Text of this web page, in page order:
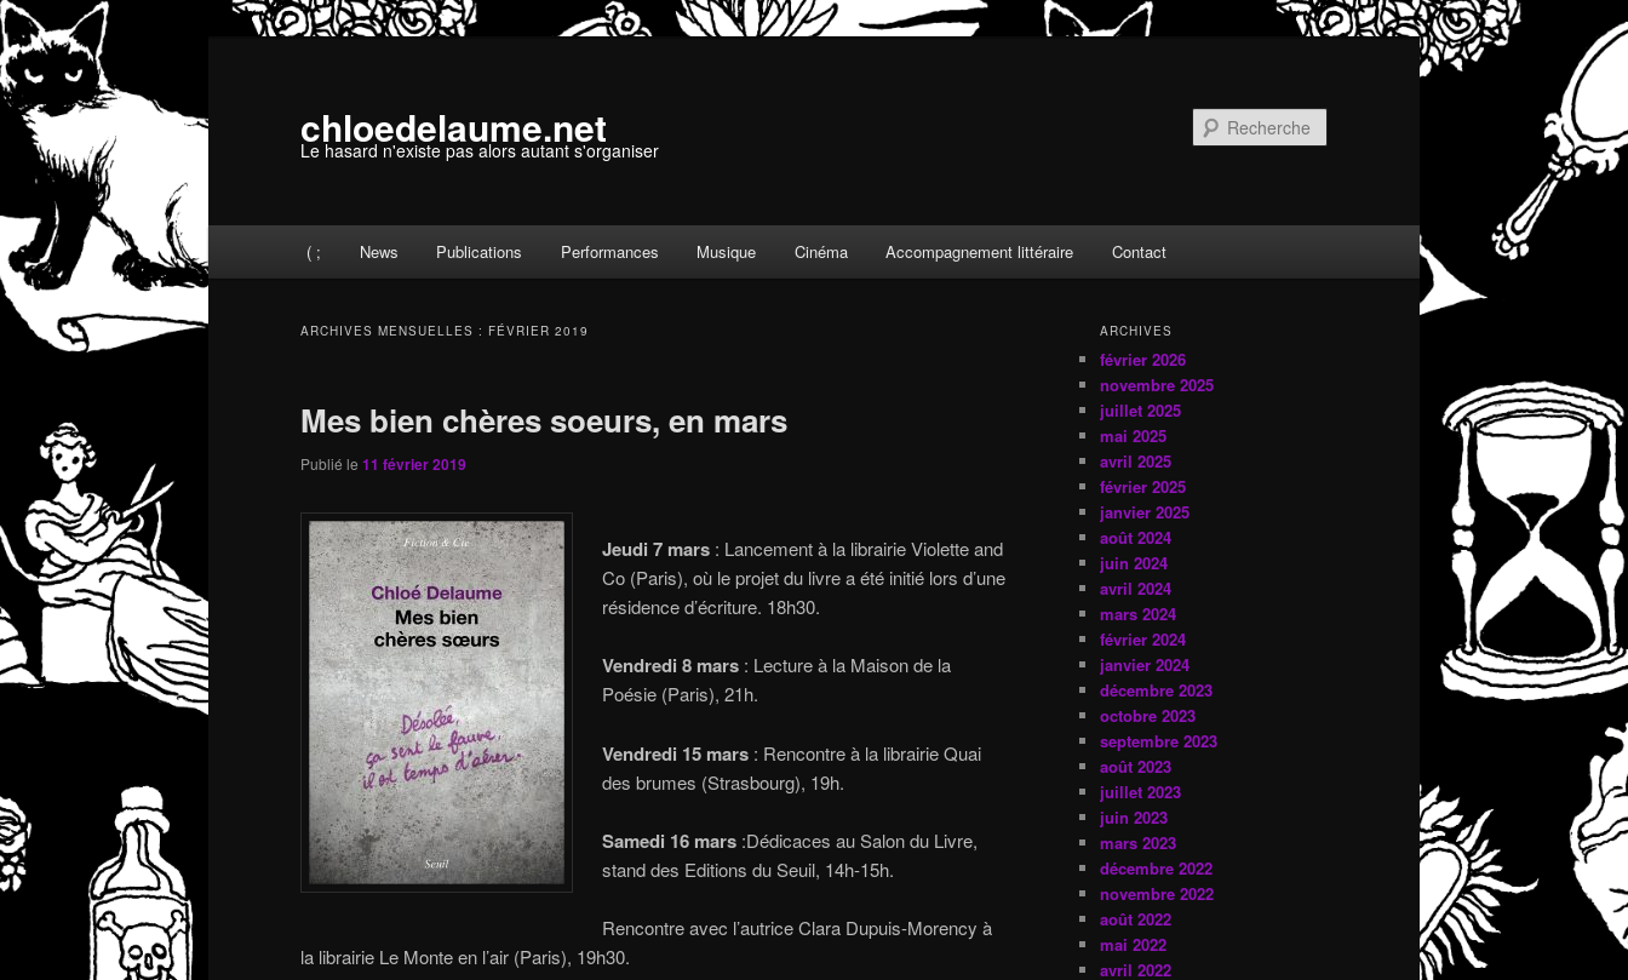
Aller
au
contenu
principal
Aller
au
contenu
secondaire
chloedelaume.net
Le hasard n'existe pas alors autant s'organiser
( ; News Publications Performances Musique Cinéma Accompagnement littéraire Contact
ARCHIVES MENSUELLES : FÉVRIER 2019
Mes bien chères soeurs, en mars
Publié le 11 février 2019
Jeudi 7 mars : Lancement à la librairie Violette and
Co (Paris), où le projet du livre a été initié lors d’une
résidence d’écriture. 18h30.
Vendredi 8 mars : Lecture à la Maison de la
Poésie (Paris), 21h.
Vendredi 15 mars : Rencontre à la librairie Quai
des brumes (Strasbourg), 19h.
Samedi 16 mars :Dédicaces au Salon du Livre,
stand des Editions du Seuil, 14h-15h.
Rencontre avec l’autrice Clara Dupuis-Morency à
la librairie Le Monte en l’air (Paris), 19h30.
ARCHIVES
février 2026
novembre 2025
juillet 2025
mai 2025
avril 2025
février 2025
janvier 2025
août 2024
juin 2024
avril 2024
mars 2024
février 2024
janvier 2024
décembre 2023
octobre 2023
septembre 2023
août 2023
juillet 2023
juin 2023
mars 2023
décembre 2022
novembre 2022
août 2022
mai 2022
avril 2022